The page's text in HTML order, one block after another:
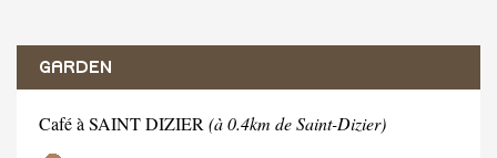
GARDEN
Café à SAINT DIZIER (à 0.4km de Saint-Dizier)